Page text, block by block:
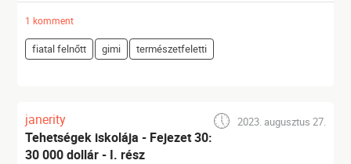
1 komment
fiatal felnőtt gimi természetfeletti
janerity 2023. augusztus 27.
Tehetségek iskolája - Fejezet 30:
30 000 dollár - I. rész